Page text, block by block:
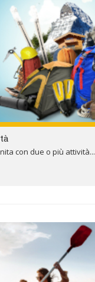
con due o più attività...